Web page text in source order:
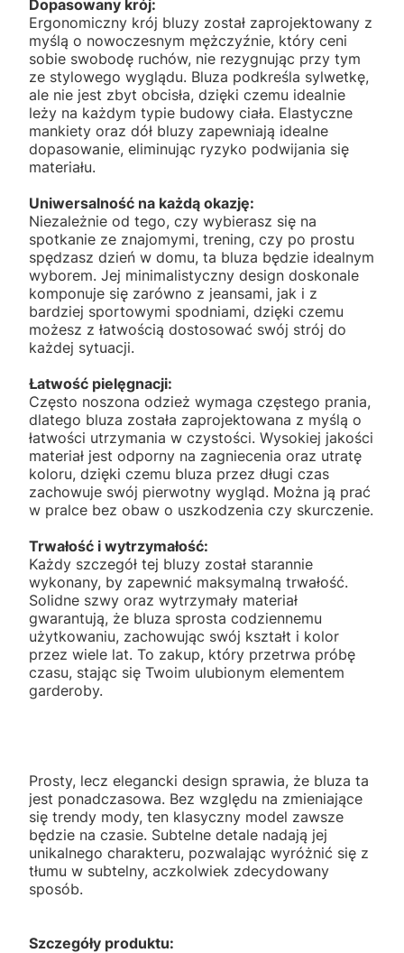
Dopasowany krój:
Ergonomiczny krój bluzy został zaprojektowany z
myślą o nowoczesnym mężczyźnie, który ceni
sobie swobodę ruchów, nie rezygnując przy tym
ze stylowego wyglądu. Bluza podkreśla sylwetkę,
ale nie jest zbyt obcisła, dzięki czemu idealnie
leży na każdym typie budowy ciała. Elastyczne
mankiety oraz dół bluzy zapewniają idealne
dopasowanie, eliminując ryzyko podwijania się
materiału.
Uniwersalność na każdą okazję:
Niezależnie od tego, czy wybierasz się na
spotkanie ze znajomymi, trening, czy po prostu
spędzasz dzień w domu, ta bluza będzie idealnym
wyborem. Jej minimalistyczny design doskonale
komponuje się zarówno z jeansami, jak i z
bardziej sportowymi spodniami, dzięki czemu
możesz z łatwością dostosować swój strój do
każdej sytuacji.
Łatwość pielęgnacji:
Często noszona odzież wymaga częstego prania,
dlatego bluza została zaprojektowana z myślą o
łatwości utrzymania w czystości. Wysokiej jakości
materiał jest odporny na zagniecenia oraz utratę
koloru, dzięki czemu bluza przez długi czas
zachowuje swój pierwotny wygląd. Można ją prać
w pralce bez obaw o uszkodzenia czy skurczenie.
Trwałość i wytrzymałość:
Każdy szczegół tej bluzy został starannie
wykonany, by zapewnić maksymalną trwałość.
Solidne szwy oraz wytrzymały materiał
gwarantują, że bluza sprosta codziennemu
użytkowaniu, zachowując swój kształt i kolor
przez wiele lat. To zakup, który przetrwa próbę
czasu, stając się Twoim ulubionym elementem
garderoby.
Prosty, lecz elegancki design sprawia, że bluza ta
jest ponadczasowa. Bez względu na zmieniające
się trendy mody, ten klasyczny model zawsze
będzie na czasie. Subtelne detale nadają jej
unikalnego charakteru, pozwalając wyróżnić się z
tłumu w subtelny, aczkolwiek zdecydowany
sposób.
Szczegóły produktu: